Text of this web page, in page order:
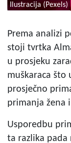
Ilustracija (Pexels)
Prema analizi
stoji tvrtka
u prosjeku
muškaraca što
prosječno
primanja žena
Usporedbu
ta razlika pada